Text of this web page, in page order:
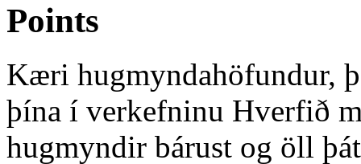
Points
Kæri hugmyndahöfundur,
þína í verkefninu Hverfið
hugmyndir bárust og öll